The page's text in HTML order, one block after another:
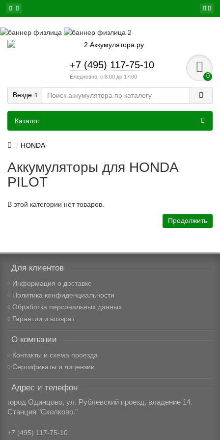
+7 (495) 117-75-10
Ежедневно, с 8:00 до 17:00 0
Везде
Каталог
HONDA
Аккумуляторы для HONDA
PILOT
В этой категории нет товаров.
Продолжить
Для клиентов
Информация о доставке
Политика конфиденциальности
Обработка персональных данных
Гарантии и возврат
О компании
Контакты и схема проезда
Сертификаты и лицензии
Адрес и телефон
город Одинцово, ул. Рублевский проезд, владение 14.
Станция "Сколково."
+7 (495) 117-75-10